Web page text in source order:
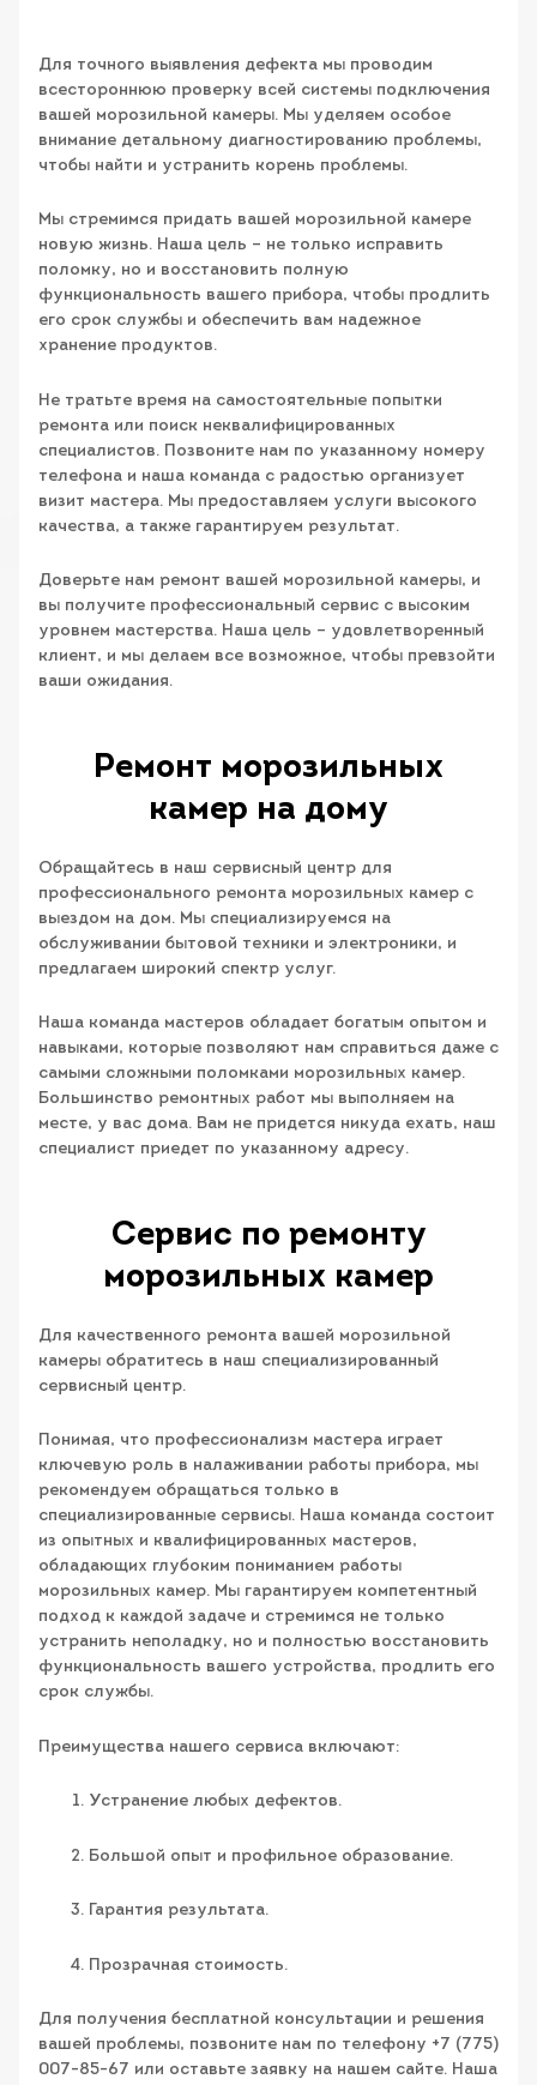
Для точного выявления дефекта мы проводим
всестороннюю проверку всей системы подключения
вашей морозильной камеры. Мы уделяем особое
внимание детальному диагностированию проблемы,
чтобы найти и устранить корень проблемы.
Мы стремимся придать вашей морозильной камере
новую жизнь. Наша цель – не только исправить
поломку, но и восстановить полную
функциональность вашего прибора, чтобы продлить
его срок службы и обеспечить вам надежное
хранение продуктов.
Не тратьте время на самостоятельные попытки
ремонта или поиск неквалифицированных
специалистов. Позвоните нам по указанному номеру
телефона и наша команда с радостью организует
визит мастера. Мы предоставляем услуги высокого
качества, а также гарантируем результат.
Доверьте нам ремонт вашей морозильной камеры, и
вы получите профессиональный сервис с высоким
уровнем мастерства. Наша цель – удовлетворенный
клиент, и мы делаем все возможное, чтобы превзойти
ваши ожидания.
Ремонт морозильных
камер на дому
Обращайтесь в наш сервисный центр для
профессионального ремонта морозильных камер с
выездом на дом. Мы специализируемся на
обслуживании бытовой техники и электроники, и
предлагаем широкий спектр услуг.
Наша команда мастеров обладает богатым опытом и
навыками, которые позволяют нам справиться даже с
самыми сложными поломками морозильных камер.
Большинство ремонтных работ мы выполняем на
месте, у вас дома. Вам не придется никуда ехать, наш
специалист приедет по указанному адресу.
Сервис по ремонту
морозильных камер
Для качественного ремонта вашей морозильной
камеры обратитесь в наш специализированный
сервисный центр.
Понимая, что профессионализм мастера играет
ключевую роль в налаживании работы прибора, мы
рекомендуем обращаться только в
специализированные сервисы. Наша команда состоит
из опытных и квалифицированных мастеров,
обладающих глубоким пониманием работы
морозильных камер. Мы гарантируем компетентный
подход к каждой задаче и стремимся не только
устранить неполадку, но и полностью восстановить
функциональность вашего устройства, продлить его
срок службы.
Преимущества нашего сервиса включают:
Устранение любых дефектов.
Большой опыт и профильное образование.
Гарантия результата.
Прозрачная стоимость.
Для получения бесплатной консультации и решения
вашей проблемы, позвоните нам по телефону +7 (775)
007-85-67 или оставьте заявку на нашем сайте. Наша